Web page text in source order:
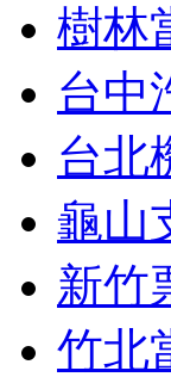
樹林
台中
台北
龜山
新竹
竹北